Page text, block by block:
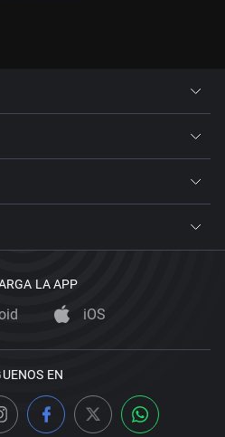
LA APP
iOS
EN